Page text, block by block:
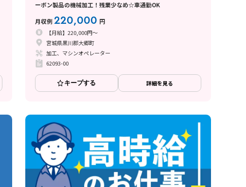
ーボン製品の機械加工！残業少なめ☆車通勤OK
月収例220,000 円
【月給】220,000円～
宮城県黒川郡大郷町
加工、マシンオペレーター
62093-00
キープする 詳細を見る